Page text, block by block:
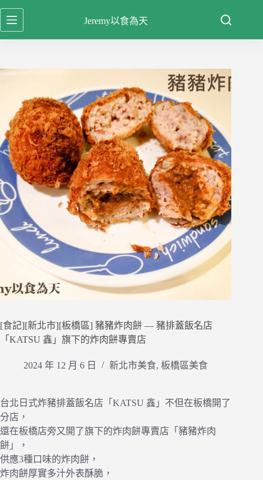
跳
至
Jeremy以食為天
[食記][新北市][板橋區] 豬豬炸肉餅 — 豬排蓋飯名店
「KATSU 鑫」旗下的炸肉餅專賣店
2024 年 12 月 6 日 新北市美食, 板橋區美食
台北日式炸豬排蓋飯名店「KATSU 鑫」不但在板橋開了
分店，
還在板橋店旁又開了旗下的炸肉餅專賣店「豬豬炸肉
餅」，
供應3種口味的炸肉餅，
炸肉餅厚實多汁外表酥脆，